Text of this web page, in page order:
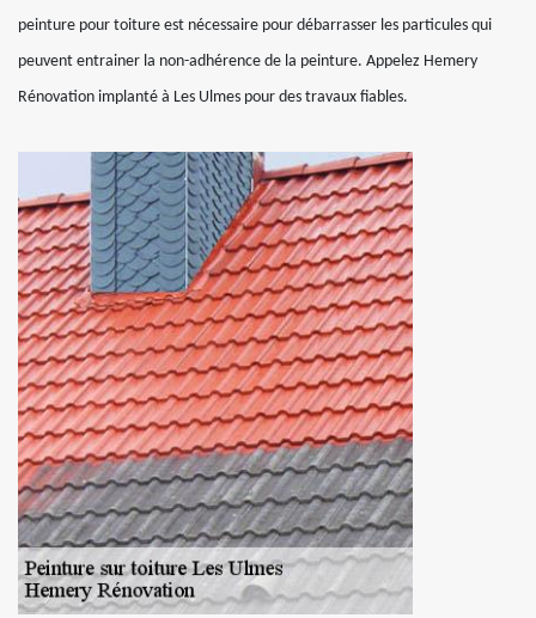
peinture pour toiture est nécessaire pour débarrasser les particules qui
peuvent entrainer la non-adhérence de la peinture. Appelez Hemery
Rénovation implanté à Les Ulmes pour des travaux fiables.